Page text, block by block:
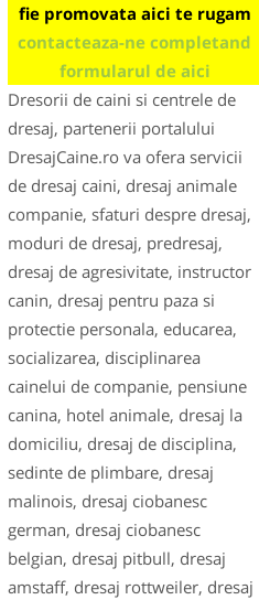
fie promovata aici te rugam
contacteaza-ne completand
formularul de aici
Dresorii de caini si centrele de
dresaj, partenerii portalului
DresajCaine.ro va ofera servicii
de dresaj caini, dresaj animale
companie, sfaturi despre dresaj,
moduri de dresaj, predresaj,
dresaj de agresivitate, instructor
canin, dresaj pentru paza si
protectie personala, educarea,
socializarea, disciplinarea
cainelui de companie, pensiune
canina, hotel animale, dresaj la
domiciliu, dresaj de disciplina,
sedinte de plimbare, dresaj
malinois, dresaj ciobanesc
german, dresaj ciobanesc
belgian, dresaj pitbull, dresaj
amstaff, dresaj rottweiler, dresaj